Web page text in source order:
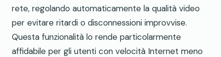
rete, regolando automaticamente la qualità video
per evitare ritardi o disconnessioni improvvise.
Questa funzionalità lo rende particolarmente
affidabile per gli utenti con velocità Internet meno